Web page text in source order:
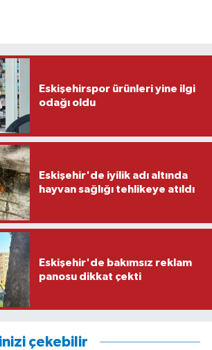
Eskişehirspor ürünleri yine ilgi
odağı oldu
Eskişehir'de iyilik adı altında
hayvan sağlığı tehlikeye atıldı
Eskişehir'de bakımsız reklam
panosu dikkat çekti
çekebilir